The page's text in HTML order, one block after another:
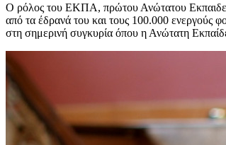
Ο ρόλος του ΕΚΠΑ, πρώτου Ανώτατου
από τα έδρανά του και τους 100.000 ενεργούς
στη σημερινή συγκυρία όπου η Ανώτατη